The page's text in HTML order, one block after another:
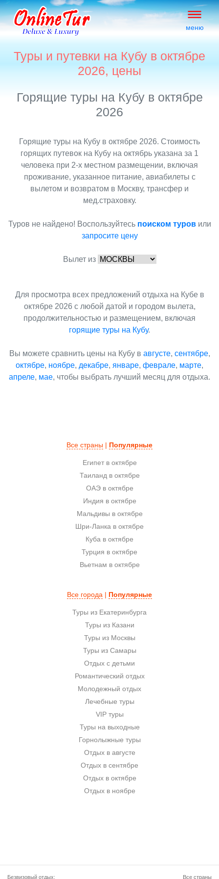
меню
Туры и путевки на Кубу в октябре
2026, цены
Горящие туры на Кубу в октябре
2026
Горящие туры на Кубу в октябре 2026. Стоимость
горящих путевок на Кубу на октябрь указана за 1
человека при 2-х местном размещении, включая
проживание, указанное питание, авиабилеты с
вылетом и возвратом в Москву, трансфер и
мед.страховку.
Туров не найдено! Воспользуйтесь поиском туровили
запросите цену
Вылет из
Для просмотра всех предложений отдыха на Кубе в
октябре 2026 с любой датой и городом вылета,
продолжительностью и размещением, включая
горящие туры на Кубу.
Вы можете сравнить цены на Кубу в августе, сентябре,
октябре, ноябре, декабре, январе, феврале, марте,
апреле, мае, чтобы выбрать лучший месяц для отдыха.
Все страны | Популярные
Египет в октябре
Таиланд в октябре
ОАЭ в октябре
Индия в октябре
Мальдивы в октябре
Шри-Ланка в октябре
Куба в октябре
Турция в октябре
Вьетнам в октябре
Все города | Популярные
Туры из Екатеринбурга
Туры из Казани
Туры из Москвы
Туры из Самары
Отдых с детьми
Романтический отдых
Молодежный отдых
Лечебные туры
VIP туры
Туры на выходные
Горнолыжные туры
Отдых в августе
Отдых в сентябре
Отдых в октябре
Отдых в ноябре
Безвизовый отдых: Все страны